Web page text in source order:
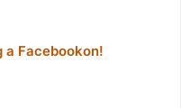
a Facebookon!